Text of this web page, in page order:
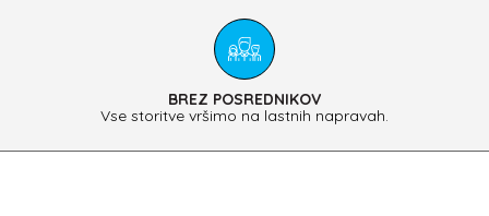
BREZ POSREDNIKOV
Vse storitve vršimo na lastnih napravah.